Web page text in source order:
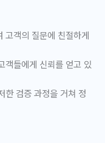
고객의 질문에 친절하게
객들에게 신뢰를 얻고 있
한 검증 과정을 거쳐 정